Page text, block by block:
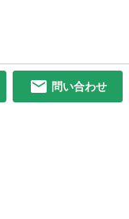
問い合わせ